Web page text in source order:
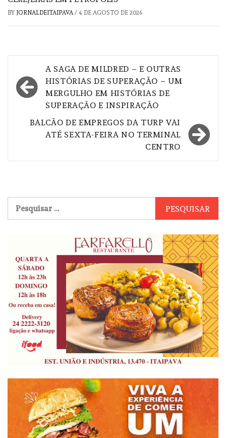
BY JORNALDEITAIPAVA / 4 DE AGOSTO DE 2026
Navegação
de
Post
A SAGA DE MILDRED – E OUTRAS
HISTÓRIAS DE SUPERAÇÃO – UM
MERGULHO EM HISTÓRIAS DE
SUPERAÇÃO E INSPIRAÇÃO
BALCÃO DE EMPREGOS DA TURP VAI
ATÉ SEXTA-FEIRA NO TERMINAL
CENTRO
por: